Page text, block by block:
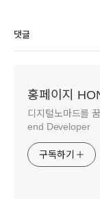
댓글
홍페이지
디지털노마드를
end Developer
구독하기